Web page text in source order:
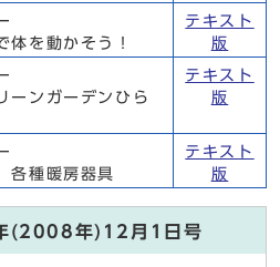
体を動かそう！
テキスト
版
ーンガーデンひら
テキスト
版
各種暖房器具
テキスト
版
(2008年)12月1日号